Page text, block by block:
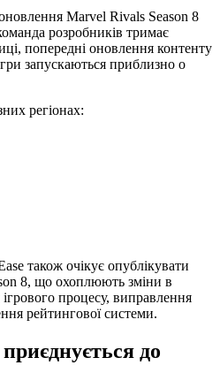
Marvel Rivals Season 8
розробників тримає
попередні оновлення контенту
запускаються приблизно о
регіонах:
також очікує опублікувати
8, що охоплюють зміни в
процесу, виправлення
рейтингової системи.
до